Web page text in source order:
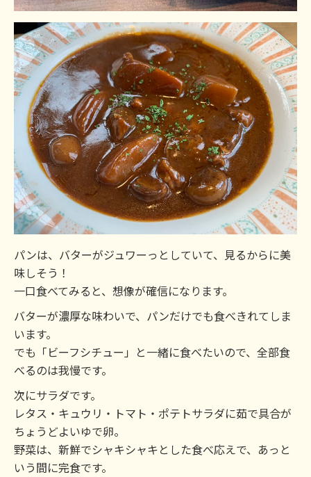
パンは、バターがジュワーっとしていて、見るからに美
味しそう！
一口食べてみると、想像が確信になります。
バターが濃厚な味わいで、パンだけでも食べきれてしま
います。
でも「ビーフシチュー」と一緒に食べたいので、全部食
べるのは我慢です。
次にサラダです。
レタス・キュウリ・トマト・ポテトサラダに茹で具合が
ちょうどよいゆで卵。
野菜は、新鮮でシャキシャキとした食べ応えで、あっと
いう間に完食です。